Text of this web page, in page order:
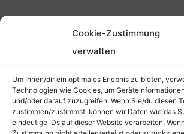
Cookie-Zustimmung
verwalten
Um Ihnen/dir ein optimales Erlebnis zu bieten,
Technologien wie Cookies, um
und/oder darauf zuzugreifen. Wenn Sie/du diesen
zustimmen/zustimmst, können wir Daten wie das
eindeutige IDs auf dieser Website verarbeiten.
Kontakt / Impressum
Datenschutz
Back
to